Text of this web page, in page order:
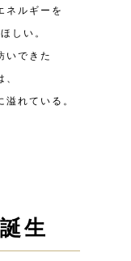
ネルギーを
しい。
いできた
れている。
生